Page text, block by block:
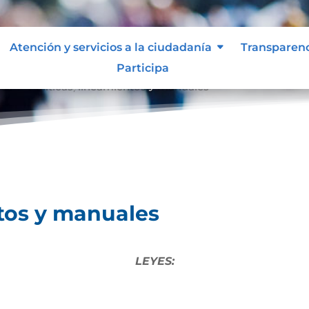
Atención y servicios a la ciudadanía
Participa
y manuales
LEYES: